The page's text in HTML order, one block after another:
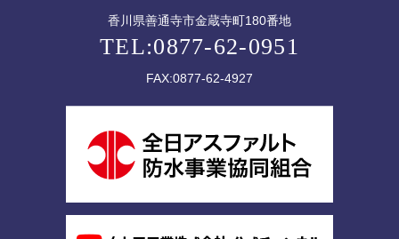
香川県善通寺市金蔵寺町180番地
TEL:0877-62-0951
FAX:0877-62-4927